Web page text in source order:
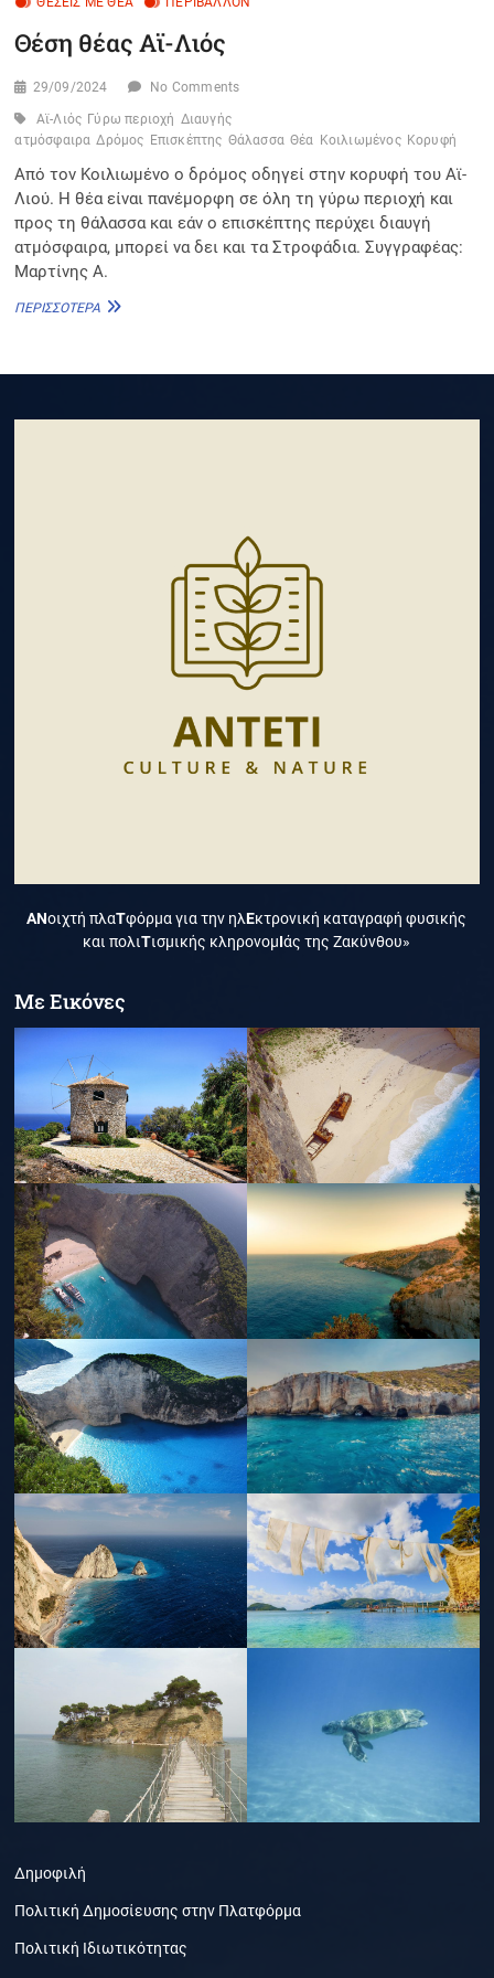
Θέση θέας Αϊ-Λιός
29/09/2024 No Comments
Αϊ-Λιός Γύρω περιοχή Διαυγής
ατμόσφαιρα Δρόμος Επισκέπτης Θάλασσα Θέα Κοιλιωμένος Κορυφή
Από τον Κοιλιωμένο ο δρόμος οδηγεί στην κορυφή του Αϊ-
Λιού. Η θέα είναι πανέμορφη σε όλη τη γύρω περιοχή και
προς τη θάλασσα και εάν ο επισκέπτης περύχει διαυγή
ατμόσφαιρα, μπορεί να δει και τα Στροφάδια. Συγγραφέας:
Μαρτίνης Α.
ΠΕΡΙΣΣΌΤΕΡΑ ΘΈΣΗ
ΑΝοιχτή πλαΤφόρμα για την ηλΕκτρονική καταγραφή φυσικής
και πολιΤισμικής κληρονομΙάς της Ζακύνθου»
Με Εικόνες
Δημοφιλή
Πολιτική Δημοσίευσης στην Πλατφόρμα
Πολιτική Ιδιωτικότητας